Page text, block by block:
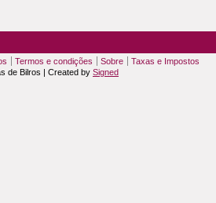
Termos e condições Sobre
Taxas e Impostos
de Bilros | Created by Signed